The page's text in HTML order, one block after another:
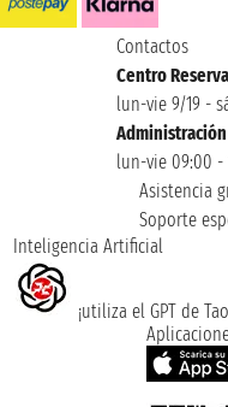
Contactos
Centro
lun-vie 9/19 -
Administración
lun-vie 09:00 -
Asistencia
Soporte
Inteligencia Artificial
¡utiliza el GPT de